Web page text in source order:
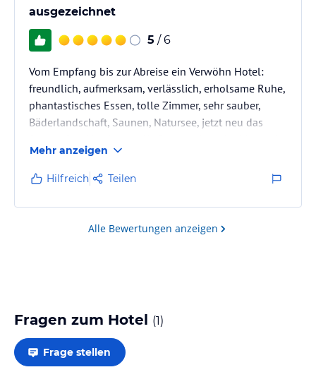
ausgezeichnet
5 / 6
Vom Empfang bis zur Abreise ein Verwöhn Hotel:
freundlich, aufmerksam, verlässlich, erholsame Ruhe,
phantastisches Essen, tolle Zimmer, sehr sauber,
Bäderlandschaft, Saunen, Natursee, jetzt neu das
aus!
Mehr anzeigen
Hilfreich Teilen
Alle Bewertungen anzeigen
Fragen zum Hotel (1)
Frage stellen